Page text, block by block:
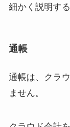
細かく説明す
通帳
通帳は、クラ
ません。